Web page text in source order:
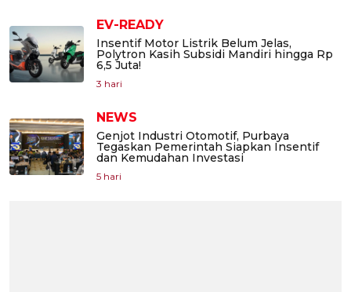
EV-READY
Insentif Motor Listrik Belum Jelas,
Polytron Kasih Subsidi Mandiri hingga Rp
6,5 Juta!
3 hari
NEWS
Genjot Industri Otomotif, Purbaya
Tegaskan Pemerintah Siapkan Insentif
dan Kemudahan Investasi
5 hari